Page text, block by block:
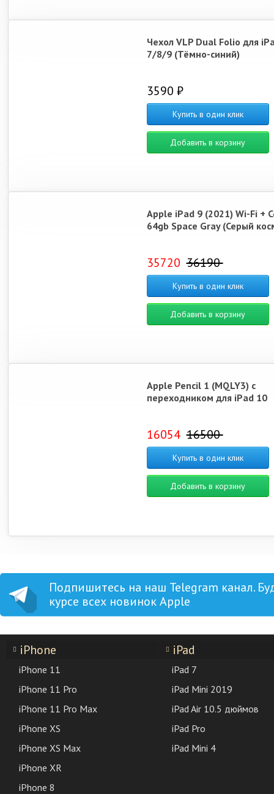
Чехол VLP Dual Folio для
7/8/9 (Тёмно-синий)
3590 ₽
Купить в один клик
Добавить в корзину
Apple iPad 9 (2021) Wi-Fi +
64gb Space Gray (Серый
35720 36190
Купить в один клик
Добавить в корзину
Apple Pencil 1 (MQLY3) с
переходником для iPad 10
16054 16500
Купить в один клик
Добавить в корзину
Подпишитесь на наш Telegram канал.
курсе всех новинок Apple
iPhone
iPhone 11
iPhone 11 Pro
iPhone 11 Pro Max
iPhone XS
iPhone XS Max
iPhone XR
iPhone 8
iPad
iPad 7
iPad Mini 2019
iPad Air 10.5 дюймов
iPad Pro
iPad Mini 4